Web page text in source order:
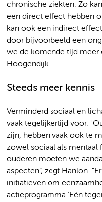
chronische ziekten. Zo
een direct effect hebben
kan ook een indirect
door bijvoorbeeld een
we de komende tijd meer
Hoogendijk.
Steeds meer kennis
Verminderd sociaal en
vaak tegelijkertijd voor.
zijn, hebben vaak ook te
zowel sociaal als mentaal
ouderen moeten we
aspecten”, zegt Hanlon.
initiatieven om
actieprogramma ‘Eén